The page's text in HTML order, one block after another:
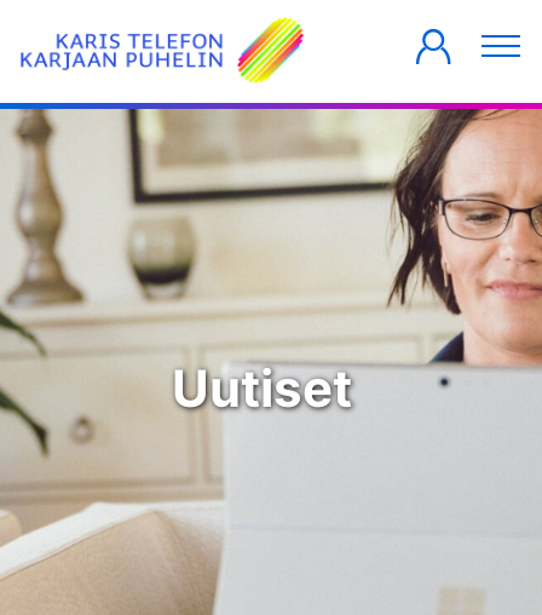
YRITYKSILLE
Uutiset